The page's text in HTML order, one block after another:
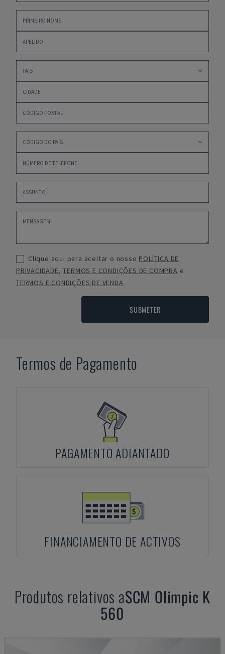
Clique aqui para aceitar o nosso POLÍTICA DE
PRIVACIDADE,TERMOS E CONDIÇÕES DE COMPRA e
TERMOS E CONDIÇÕES DE VENDA
SUBMETER
Termos de Pagamento
PAGAMENTO ADIANTADO
FINANCIAMENTO DE ACTIVOS
Produtos relativos aSCM Olimpic K
560